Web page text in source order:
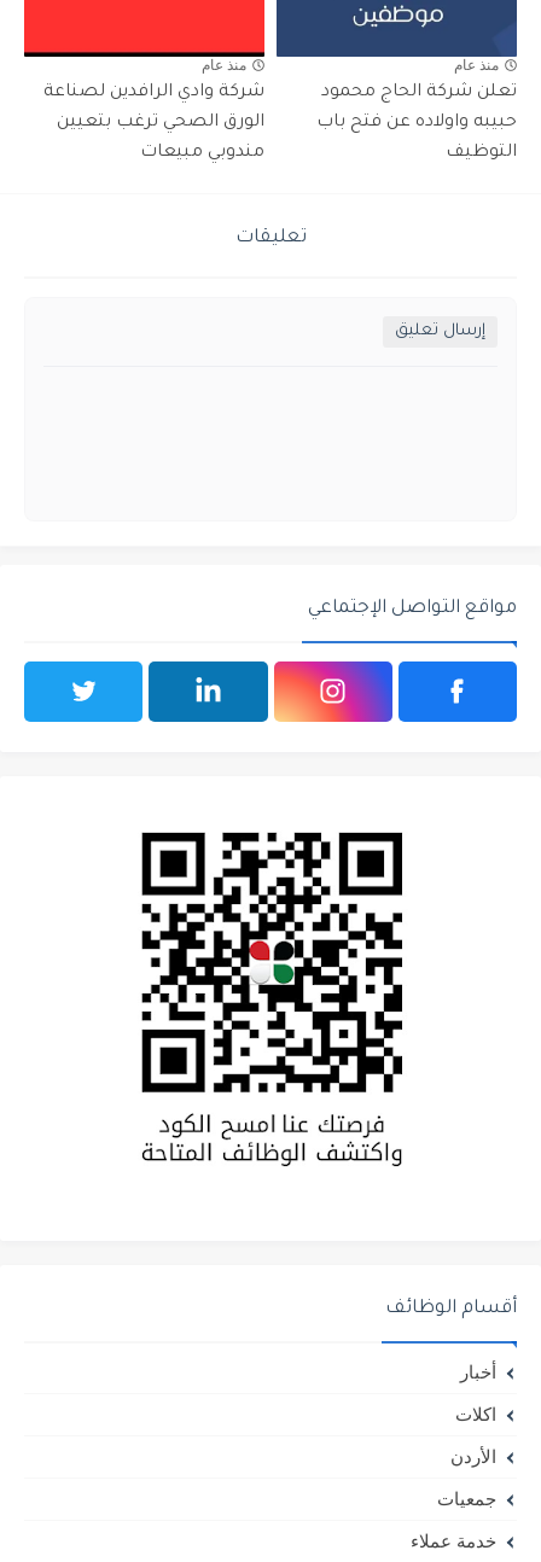
منذ عام
تعلن شركة الحاج محمود
حبيبه واولاده عن فتح باب
التوظيف
منذ عام
شركة وادي الرافدين لصناعة
الورق الصحي ترغب بتعيين
مندوبي مبيعات
تعليقات
إرسال تعليق
مواقع التواصل الإجتماعي
أقسام الوظائف
أخبار
اكلات
الأردن
جمعيات
خدمة عملاء